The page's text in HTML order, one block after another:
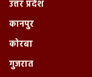
उत्तर प्रदेश
कानपुर
कोरबा
गुजरात